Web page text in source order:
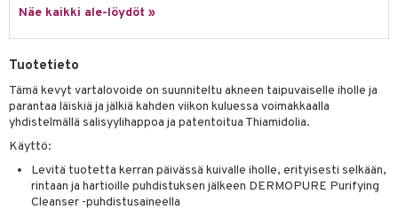
Näe kaikki ale-löydöt »
Tuotetieto
Tämä kevyt vartalovoide on suunniteltu akneen taipuvaiselle iholle ja
parantaa läiskiä ja jälkiä kahden viikon kuluessa voimakkaalla
yhdistelmällä salisyylihappoa ja patentoitua Thiamidolia.
Käyttö:
Levitä tuotetta kerran päivässä kuivalle iholle, erityisesti selkään,
rintaan ja hartioille puhdistuksen jälkeen DERMOPURE Purifying
Cleanser -puhdistusaineella
& Puremat
Korvat
& 6
Suolisto
hoito
& Suihkeet